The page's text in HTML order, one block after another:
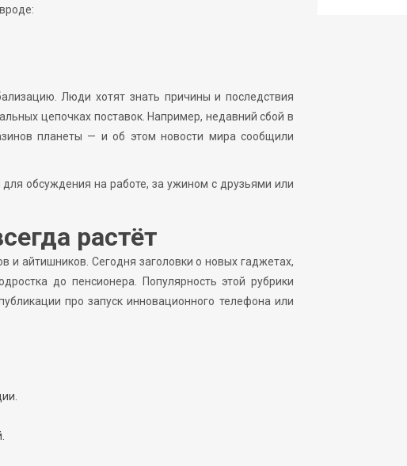
Люди хотят знать причины и последствия
цепочках поставок. Например, недавний сбой в
планеты — и об этом новости мира сообщили
для обсуждения на работе, за ужином с друзьями или
растёт
и айтишников. Сегодня заголовки о новых гаджетах,
до пенсионера. Популярность этой рубрики
про запуск инновационного телефона или